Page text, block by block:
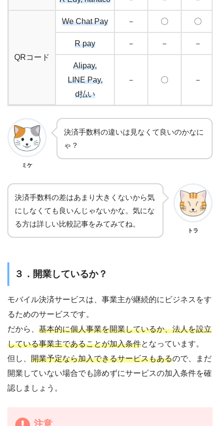
QRコード
We Chat Pay － 〇 〇
R pay － － －
Alipay,
LINE Pay,
d払い
－ 〇 －
ミケ
決済手数料の違いは見なくて良いのかなに
ゃ？
決済手数料の差はあまり大きくないから気
にしなくても良いんじゃないかな。気にな
る方は詳しい比較記事をみてみてね。
トラ
３．開業しているか？
モバイル決済サービスは、事業主が継続的にビジネスをす
るためのサービスです。
だから、 基本的に個人事業を開業しているか、法人を設立
している事業主であることが加入条件となっています。
但し、 開業予定なら加入できるサービスもあるので、まだ
開業していない場合でも諦めずにサービスの加入条件を確
認しましょう。